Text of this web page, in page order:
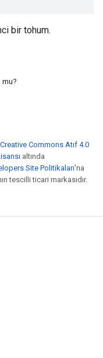
bir tohum.
mu?
Creative Commons Atıf 4.0
altında
Site Politikaları'na
tescilli ticari markasıdır.